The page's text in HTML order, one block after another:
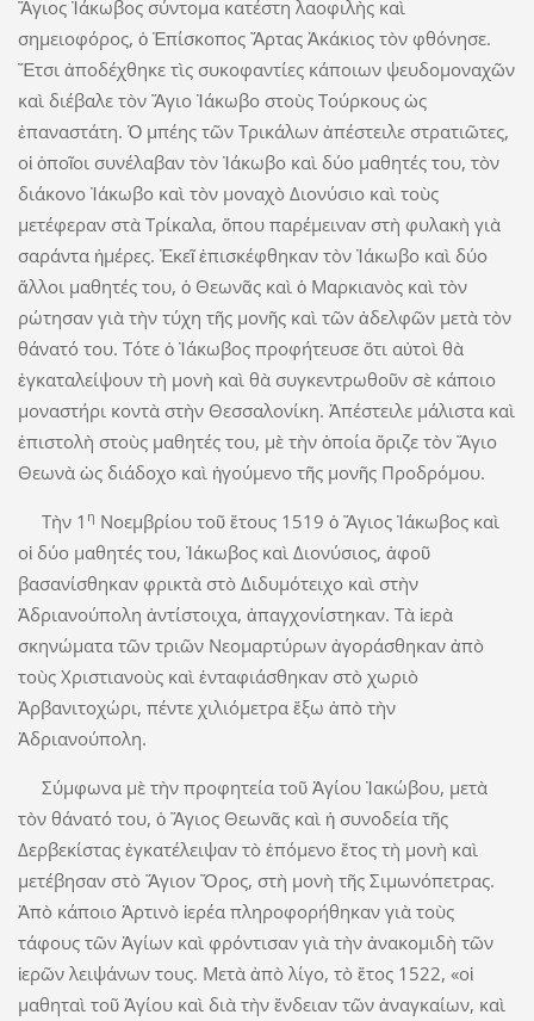
Ἅγιος Ἰάκωβος σύντομα κατέστη λαοφιλὴς καὶ
σημειοφόρος, ὁ Ἐπίσκοπος Ἄρτας Ἀκάκιος τὸν φθόνησε.
Ἔτσι ἀποδέχθηκε τὶς συκοφαντίες κάποιων ψευδομοναχῶν
καὶ διέβαλε τὸν Ἅγιο Ἰάκωβο στοὺς Τούρκους ὡς
ἐπαναστάτη. Ὁ μπέης τῶν Τρικάλων ἀπέστειλε στρατιῶτες,
οἱ ὁποῖοι συνέλαβαν τὸν Ἰάκωβο καὶ δύο μαθητές του, τὸν
διάκονο Ἰάκωβο καὶ τὸν μοναχὸ Διονύσιο καὶ τοὺς
μετέφεραν στὰ Τρίκαλα, ὅπου παρέμειναν στὴ φυλακὴ γιὰ
σαράντα ἡμέρες. Ἐκεῖ ἐπισκέφθηκαν τὸν Ἰάκωβο καὶ δύο
ἄλλοι μαθητές του, ὁ Θεωνᾶς καὶ ὁ Μαρκιανὸς καὶ τὸν
ρώτησαν γιὰ τὴν τύχη τῆς μονῆς καὶ τῶν ἀδελφῶν μετὰ τὸν
θάνατό του. Τότε ὁ Ἰάκωβος προφήτευσε ὅτι αὐτοὶ θὰ
ἐγκαταλείψουν τὴ μονὴ καὶ θὰ συγκεντρωθοῦν σὲ κάποιο
μοναστήρι κοντὰ στὴν Θεσσαλονίκη. Ἀπέστειλε μάλιστα καὶ
ἐπιστολὴ στοὺς μαθητές του, μὲ τὴν ὁποία ὅριζε τὸν Ἅγιο
Θεωνὰ ὡς διάδοχο καὶ ἡγούμενο τῆς μονῆς Προδρόμου.
Τὴν 1 η Νοεμβρίου τοῦ ἔτους 1519 ὁ Ἅγιος Ἰάκωβος καὶ
οἱ δύο μαθητές του, Ἰάκωβος καὶ Διονύσιος, ἀφοῦ
βασανίσθηκαν φρικτὰ στὸ Διδυμότειχο καὶ στὴν
Ἀδριανούπολη ἀντίστοιχα, ἀπαγχονίστηκαν. Τὰ ἱερὰ
σκηνώματα τῶν τριῶν Νεομαρτύρων ἀγοράσθηκαν ἀπὸ
τοὺς Χριστιανοὺς καὶ ἐνταφιάσθηκαν στὸ χωριὸ
Ἀρβανιτοχώρι, πέντε χιλιόμετρα ἔξω ἀπὸ τὴν
Ἀδριανούπολη.
Σύμφωνα μὲ τὴν προφητεία τοῦ Ἁγίου Ἰακώβου, μετὰ
τὸν θάνατό του, ὁ Ἅγιος Θεωνᾶς καὶ ἡ συνοδεία τῆς
Δερβεκίστας ἐγκατέλειψαν τὸ ἑπόμενο ἔτος τὴ μονὴ καὶ
μετέβησαν στὸ Ἅγιον Ὄρος, στὴ μονὴ τῆς Σιμωνόπετρας.
Ἀπὸ κάποιο Ἀρτινὸ ἱερέα πληροφορήθηκαν γιὰ τοὺς
τάφους τῶν Ἁγίων καὶ φρόντισαν γιὰ τὴν ἀνακομιδὴ τῶν
ἱερῶν λειψάνων τους. Μετὰ ἀπὸ λίγο, τὸ ἔτος 1522, «οἱ
μαθηταὶ τοῦ Ἁγίου καὶ διὰ τὴν ἔνδειαν τῶν ἀναγκαίων, καὶ